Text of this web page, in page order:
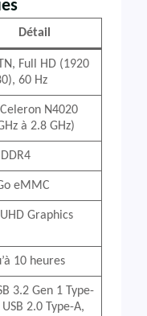
Détail
Full HD (1920
60 Hz
N4020
à 2.8 GHz)
eMMC
Graphics
10 heures
3.2 Gen 1 Type-
2.0 Type-A,